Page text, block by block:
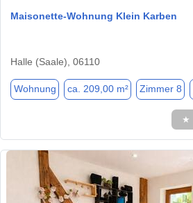
Maisonette-Wohnung Klein Karben
Halle (Saale), 06110
Wohnung ca. 209,00 m² Zimmer 8
★